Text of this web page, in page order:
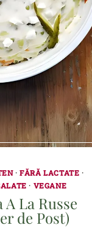
·FĂRĂ LACTATE ·
· VEGANE
A La Russe
de Post)